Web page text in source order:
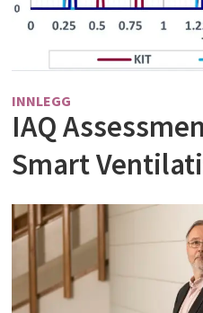
INNLEGG
IAQ
Smart